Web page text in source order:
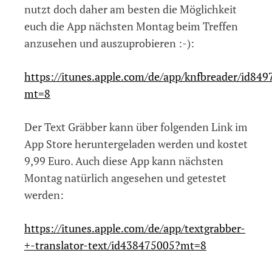
nutzt doch daher am besten die Möglichkeit
euch die App nächsten Montag beim Treffen
anzusehen und auszuprobieren :-):
https://itunes.apple.com/de/app/knfbreader/
mt=8
Der Text Gräbber kann über folgenden Link im
App Store heruntergeladen werden und kostet
9,99 Euro. Auch diese App kann nächsten
Montag natürlich angesehen und getestet
werden:
https://itunes.apple.com/de/app/textgrabber-
+-translator-text/id438475005?mt=8